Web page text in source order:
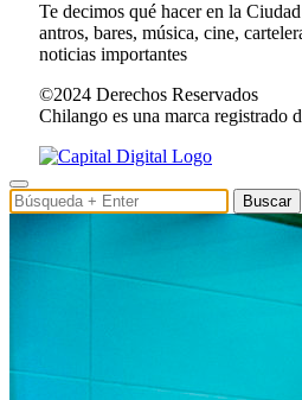
Te decimos qué hacer en la
antros, bares, música, cine,
noticias importantes
©2024 Derechos Reservados
Chilango es una marca registrado
Buscar